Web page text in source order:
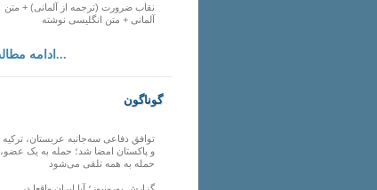
نقاب ضرورت (ترجمه از آلمانی) + متن
آلمانی + متن انگلیسی نوشته
ادامه مطالب...
گوناگون
توافق دفاعی سه‌جانبه عربستان، ترکیه
و پاکستان امضا شد؛ حمله به یک عضو،
حمله به همه تلقی می‌شود